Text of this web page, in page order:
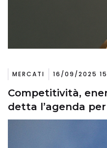
MERCATI 16/09/2025
Competitività,
detta l’agenda